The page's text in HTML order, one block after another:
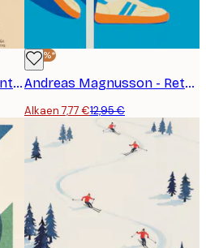
Andreas Magnusson - Vintage tennismaila patentti Juliste
-40%*
Andreas Magnusson - Retro Tennispelaaja Juliste
Alkaen 7,77 €12,95 €